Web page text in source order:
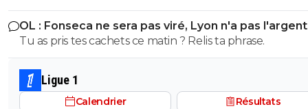
OL : Fonseca ne sera pas viré, Lyon n'a pas
le faire
Tu as pris tes cachets ce matin ? Relis ta phrase.
Ligue 1
Calendrier Résultats